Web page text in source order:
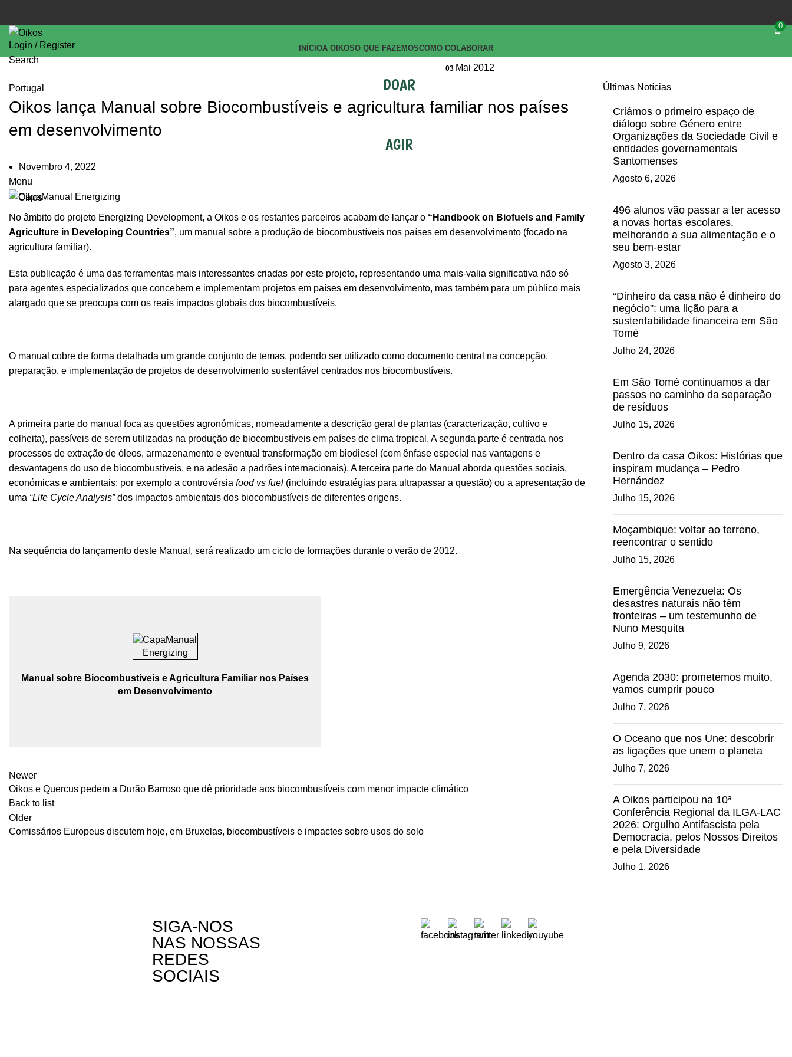
CONTACTOSLOJA 0
Login / Register
Search
INÍCIOA OIKOSO QUE FAZEMOSCOMO COLABORAR
DOAR
AGIR
Menu
Portugal
Oikos lança Manual sobre Biocombustíveis e agricultura familiar nos países
em desenvolvimento
Novembro 4, 2022
03 Mai 2012
No âmbito do projeto Energizing Development, a Oikos e os restantes parceiros acabam de lançar o “Handbook on Biofuels and Family
Agriculture in Developing Countries”, um manual sobre a produção de biocombustíveis nos países em desenvolvimento (focado na
agricultura familiar).
Esta publicação é uma das ferramentas mais interessantes criadas por este projeto, representando uma mais-valia significativa não só
para agentes especializados que concebem e implementam projetos em países em desenvolvimento, mas também para um público mais
alargado que se preocupa com os reais impactos globais dos biocombustíveis.
O manual cobre de forma detalhada um grande conjunto de temas, podendo ser utilizado como documento central na concepção,
preparação, e implementação de projetos de desenvolvimento sustentável centrados nos biocombustíveis.
A primeira parte do manual foca as questões agronómicas, nomeadamente a descrição geral de plantas (caracterização, cultivo e
colheita), passíveis de serem utilizadas na produção de biocombustíveis em países de clima tropical. A segunda parte é centrada nos
processos de extração de óleos, armazenamento e eventual transformação em biodiesel (com ênfase especial nas vantagens e
desvantagens do uso de biocombustíveis, e na adesão a padrões internacionais). A terceira parte do Manual aborda questões sociais,
económicas e ambientais: por exemplo a controvérsia food vs fuel (incluindo estratégias para ultrapassar a questão) ou a apresentação de
uma “Life Cycle Analysis”dos impactos ambientais dos biocombustíveis de diferentes origens.
Na sequência do lançamento deste Manual, será realizado um ciclo de formações durante o verão de 2012.
Manual sobre Biocombustíveis e Agricultura Familiar nos Países
em Desenvolvimento
Newer
Oikos e Quercus pedem a Durão Barroso que dê prioridade aos biocombustíveis com menor impacte climático
Back to list
Older
Comissários Europeus discutem hoje, em Bruxelas, biocombustíveis e impactes sobre usos do solo
Últimas Notícias
Criámos o primeiro espaço de
diálogo sobre Género entre
Organizações da Sociedade Civil e
entidades governamentais
Santomenses
Agosto 6, 2026
496 alunos vão passar a ter acesso
a novas hortas escolares,
melhorando a sua alimentação e o
seu bem-estar
Agosto 3, 2026
“Dinheiro da casa não é dinheiro do
negócio”: uma lição para a
sustentabilidade financeira em São
Tomé
Julho 24, 2026
Em São Tomé continuamos a dar
passos no caminho da separação
de resíduos
Julho 15, 2026
Dentro da casa Oikos: Histórias que
inspiram mudança – Pedro
Hernández
Julho 15, 2026
Moçambique: voltar ao terreno,
reencontrar o sentido
Julho 15, 2026
Emergência Venezuela: Os
desastres naturais não têm
fronteiras – um testemunho de
Nuno Mesquita
Julho 9, 2026
Agenda 2030: prometemos muito,
vamos cumprir pouco
Julho 7, 2026
O Oceano que nos Une: descobrir
as ligações que unem o planeta
Julho 7, 2026
A Oikos participou na 10ª
Conferência Regional da ILGA-LAC
2026: Orgulho Antifascista pela
Democracia, pelos Nossos Direitos
e pela Diversidade
Julho 1, 2026
SIGA-NOS
NAS NOSSAS
REDES
SOCIAIS